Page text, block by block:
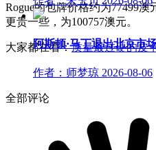
Rogue的包牌价格约为77499澳
更贵一些，为100757澳元。
大家都在看：质量最过硬的皮
阿斯顿·马丁退出北京市
作者：师梦琼 2026-08-06
全部评论